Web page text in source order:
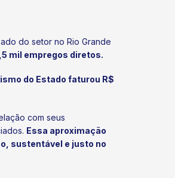
do setor no Rio Grande
mil empregos diretos.
do Estado faturou R$
com seus
Essa aproximação
sustentável e justo no